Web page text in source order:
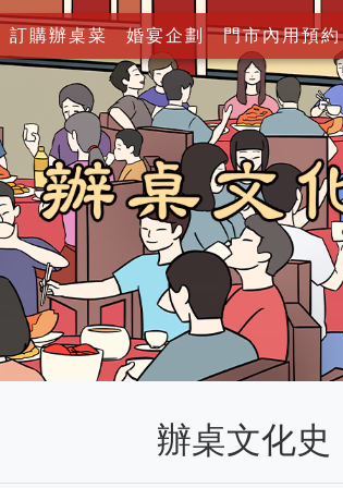
訂購辦桌菜 婚宴企劃 門市內用預約
辦桌文化史